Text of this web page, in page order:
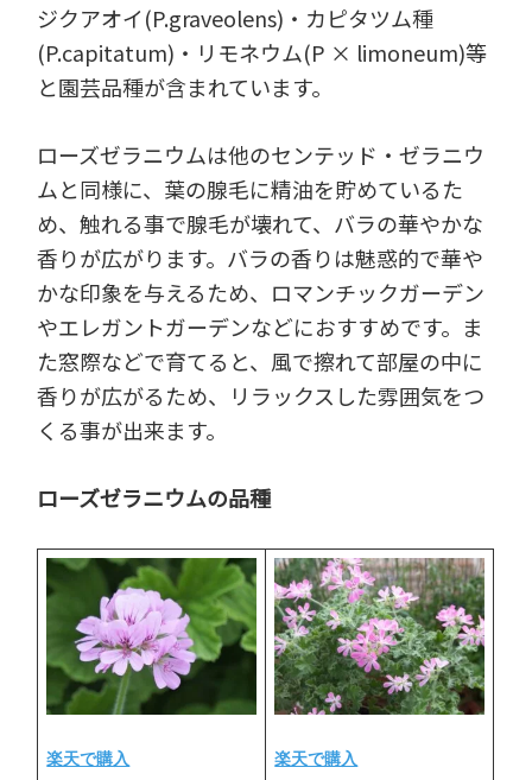
ジクアオイ(P.graveolens)・カピタツム種
(P.capitatum)・リモネウム(P × limoneum)等
と園芸品種が含まれています。
ローズゼラニウムは他のセンテッド・ゼラニウ
ムと同様に、葉の腺毛に精油を貯めているた
め、触れる事で腺毛が壊れて、バラの華やかな
香りが広がります。バラの香りは魅惑的で華や
かな印象を与えるため、ロマンチックガーデン
やエレガントガーデンなどにおすすめです。ま
た窓際などで育てると、風で擦れて部屋の中に
香りが広がるため、リラックスした雰囲気をつ
くる事が出来ます。
ローズゼラニウムの品種
楽天で購入 楽天で購入